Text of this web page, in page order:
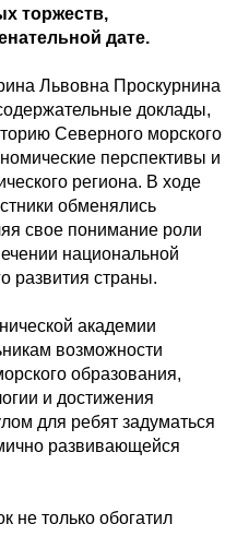
торжеств,
дате.
Львовна Проскурнина
доклады,
Северного морского
перспективы и
региона. В ходе
обменялись
свое понимание роли
национальной
развития страны.
академии
возможности
образования,
и достижения
для ребят задуматься
развивающейся
не только обогатил